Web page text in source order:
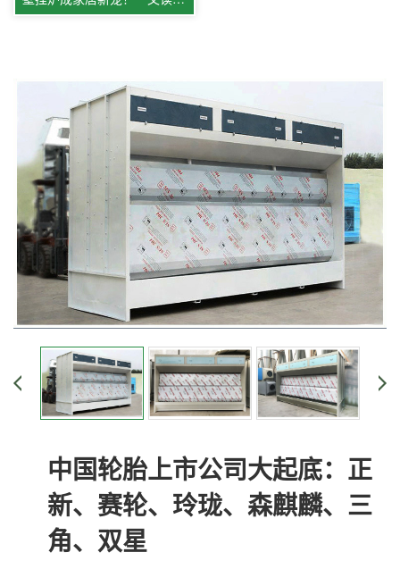
中国轮胎上市公司大起底：正
新、赛轮、玲珑、森麒麟、三
角、双星